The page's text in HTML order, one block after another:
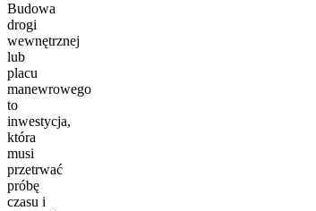
Budowa
drogi
wewnętrznej
lub
placu
manewrowego
to
inwestycja,
która
musi
przetrwać
próbę
czasu i